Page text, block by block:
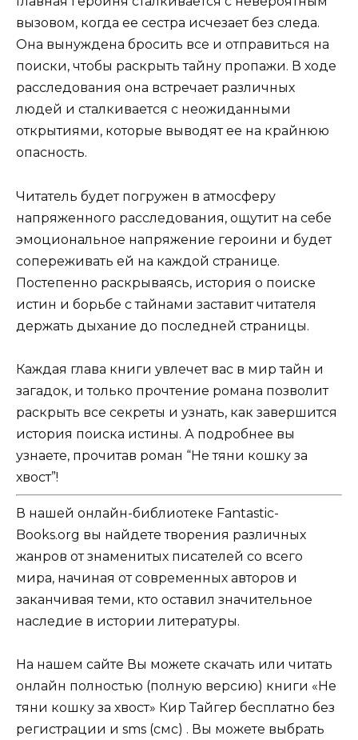
вызовом, когда ее сестра исчезает без следа.
Она вынуждена бросить все и отправиться на
поиски, чтобы раскрыть тайну пропажи. В ходе
расследования она встречает различных
людей и сталкивается с неожиданными
открытиями, которые выводят ее на крайнюю
опасность.
Читатель будет погружен в атмосферу
напряженного расследования, ощутит на себе
эмоциональное напряжение героини и будет
сопереживать ей на каждой странице.
Постепенно раскрываясь, история о поиске
истин и борьбе с тайнами заставит читателя
держать дыхание до последней страницы.
Каждая глава книги увлечет вас в мир тайн и
загадок, и только прочтение романа позволит
раскрыть все секреты и узнать, как завершится
история поиска истины. А подробнее вы
узнаете, прочитав роман “Не тяни кошку за
хвост”!
В нашей онлайн-библиотеке Fantastic-
Books.org вы найдете творения различных
жанров от знаменитых писателей со всего
мира, начиная от современных авторов и
заканчивая теми, кто оставил значительное
наследие в истории литературы.
На нашем сайте Вы можете скачать или читать
онлайн полностью (полную версию) книги «Не
тяни кошку за хвост» Кир Тайгер бесплатно без
регистрации и sms (смс) . Вы можете выбрать